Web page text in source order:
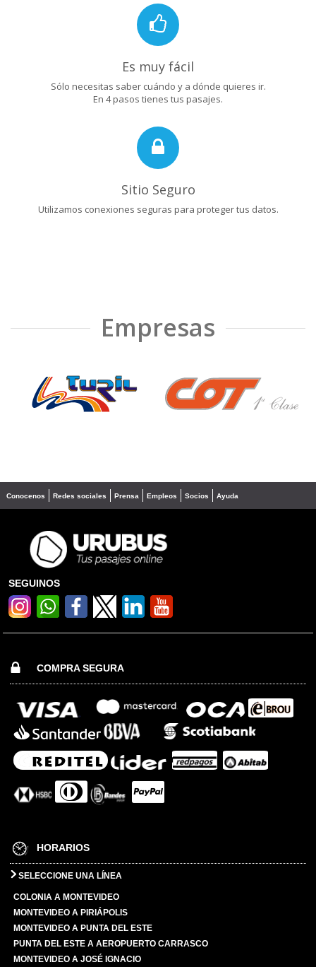
Es muy fácil
Sólo necesitas saber cuándo y a dónde quieres ir.
En 4 pasos tienes tus pasajes.
Sitio Seguro
Utilizamos conexiones seguras para proteger tus datos.
Empresas
❮ ❯
Conocenos Redes sociales Prensa Empleos Socios Ayuda
SEGUINOS
COMPRA SEGURA
HORARIOS
SELECCIONE UNA LÍNEA
COLONIA A MONTEVIDEO
MONTEVIDEO A PIRIÁPOLIS
MONTEVIDEO A PUNTA DEL ESTE
PUNTA DEL ESTE A AEROPUERTO CARRASCO
MONTEVIDEO A JOSÉ IGNACIO